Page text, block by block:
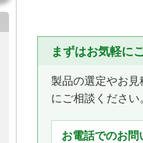
まずはお気軽に
製品の選定やお
にご相談ください
お電話でのお問